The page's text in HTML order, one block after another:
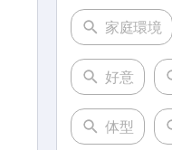
家庭環境
好意
体型